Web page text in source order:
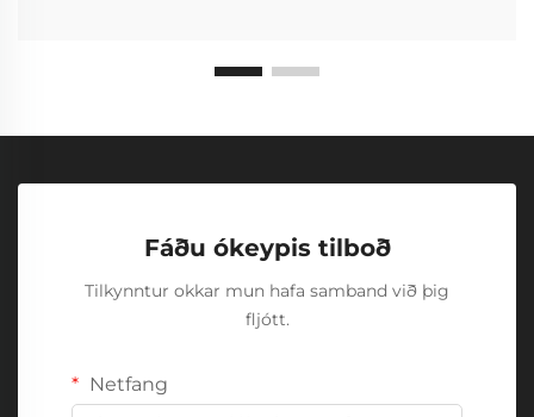
Fáðu ókeypis tilboð
Tilkynntur okkar mun hafa samband við þig
fljótt.
Netfang